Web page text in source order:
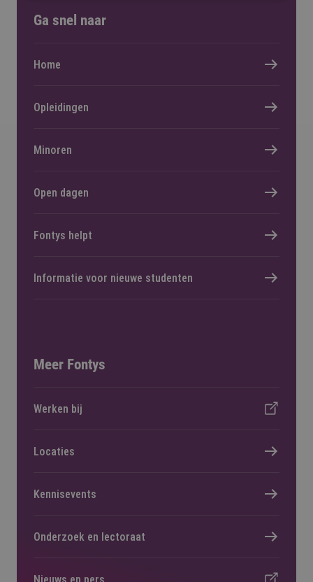
Ga snel naar
Home
Opleidingen
Minoren
Open dagen
Fontys helpt
Informatie voor nieuwe studenten
Meer Fontys
Werken bij
Locaties
Kennisevents
Onderzoek en lectoraat
Nieuws en pers